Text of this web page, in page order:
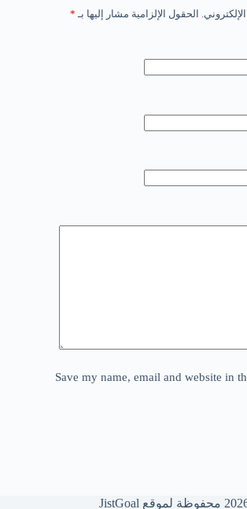
الحقول الإلزامية مشار إليها بـ *
Save my name, email and website in